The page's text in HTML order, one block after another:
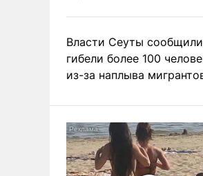
Власти Сеуты
гибели более 100
из-за наплыва